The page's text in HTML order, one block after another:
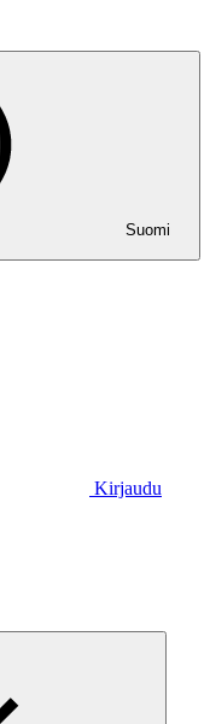
Suomi
Kirjaudu